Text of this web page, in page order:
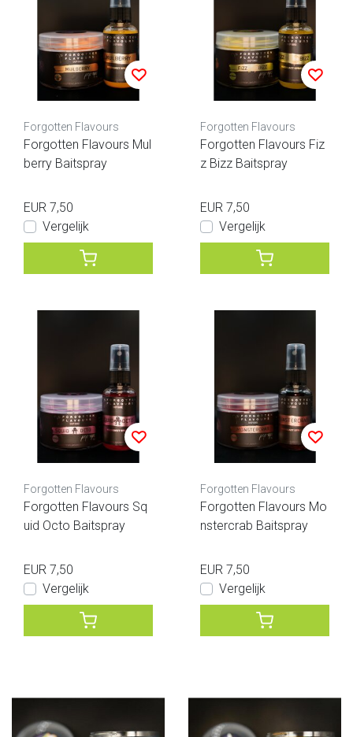
Forgotten Flavours
Forgotten Flavours Mul
berry Baitspray
EUR 7,50
Vergelijk
Forgotten Flavours
Forgotten Flavours Fiz
z Bizz Baitspray
EUR 7,50
Vergelijk
Forgotten Flavours
Forgotten Flavours Sq
uid Octo Baitspray
EUR 7,50
Vergelijk
Forgotten Flavours
Forgotten Flavours Mo
nstercrab Baitspray
EUR 7,50
Vergelijk